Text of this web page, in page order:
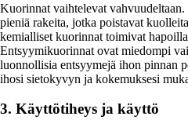
Kuorinnat vaihtelevat
pieniä rakeita, jotka poistavat
kemialliset kuorinnat toimivat
Entsyymikuorinnat ovat miedompi
luonnollisia entsyymejä ihon pinnan
ihosi sietokyvyn ja kokemuksesi
3. Käyttötiheys ja käyttö